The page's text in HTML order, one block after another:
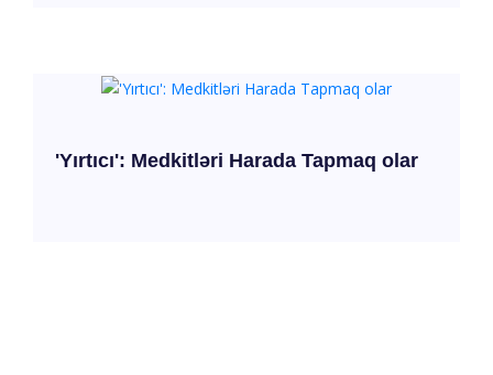
'Yırtıcı': Medkitləri Harada Tapmaq olar